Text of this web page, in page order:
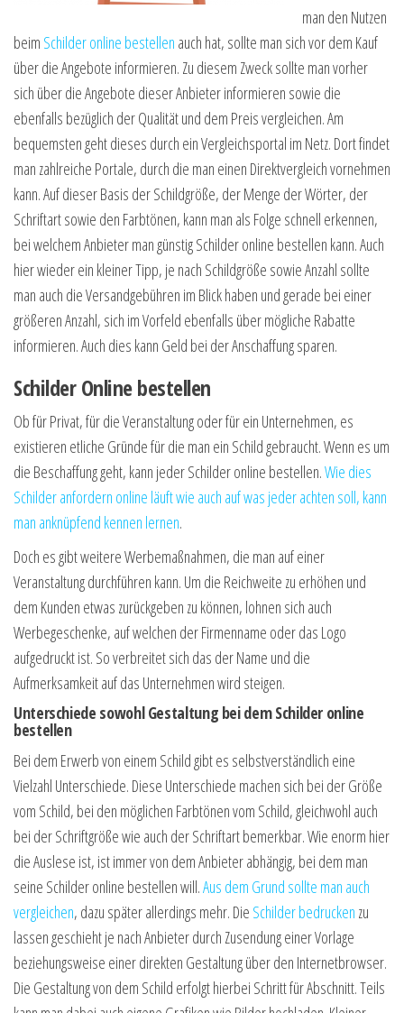
man den Nutzen
beim Schilder online bestellen auch hat, sollte man sich vor dem Kauf
über die Angebote informieren. Zu diesem Zweck sollte man vorher
sich über die Angebote dieser Anbieter informieren sowie die
ebenfalls bezüglich der Qualität und dem Preis vergleichen. Am
bequemsten geht dieses durch ein Vergleichsportal im Netz. Dort findet
man zahlreiche Portale, durch die man einen Direktvergleich vornehmen
kann. Auf dieser Basis der Schildgröße, der Menge der Wörter, der
Schriftart sowie den Farbtönen, kann man als Folge schnell erkennen,
bei welchem Anbieter man günstig Schilder online bestellen kann. Auch
hier wieder ein kleiner Tipp, je nach Schildgröße sowie Anzahl sollte
man auch die Versandgebühren im Blick haben und gerade bei einer
größeren Anzahl, sich im Vorfeld ebenfalls über mögliche Rabatte
informieren. Auch dies kann Geld bei der Anschaffung sparen.
Schilder Online bestellen
Ob für Privat, für die Veranstaltung oder für ein Unternehmen, es
existieren etliche Gründe für die man ein Schild gebraucht. Wenn es um
die Beschaffung geht, kann jeder Schilder online bestellen.Wie dies
Schilder anfordern online läuft wie auch auf was jeder achten soll, kann
man anknüpfend kennen lernen.
Doch es gibt weitere Werbemaßnahmen, die man auf einer
Veranstaltung durchführen kann. Um die Reichweite zu erhöhen und
dem Kunden etwas zurückgeben zu können, lohnen sich auch
Werbegeschenke, auf welchen der Firmenname oder das Logo
aufgedruckt ist. So verbreitet sich das der Name und die
Aufmerksamkeit auf das Unternehmen wird steigen.
Unterschiede sowohl Gestaltung bei dem Schilder online
bestellen
Bei dem Erwerb von einem Schild gibt es selbstverständlich eine
Vielzahl Unterschiede. Diese Unterschiede machen sich bei der Größe
vom Schild, bei den möglichen Farbtönen vom Schild, gleichwohl auch
bei der Schriftgröße wie auch der Schriftart bemerkbar. Wie enorm hier
die Auslese ist, ist immer von dem Anbieter abhängig, bei dem man
seine Schilder online bestellen will.Aus dem Grund sollte man auch
vergleichen, dazu später allerdings mehr. Die Schilder bedrucken zu
lassen geschieht je nach Anbieter durch Zusendung einer Vorlage
beziehungsweise einer direkten Gestaltung über den Internetbrowser.
Die Gestaltung von dem Schild erfolgt hierbei Schritt für Abschnitt. Teils